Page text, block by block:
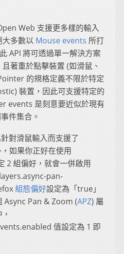
Web 支援更多樣的輸入
大多數以 Mouse events 所打
API 將可透過單一解決方案
著重於點擊裝置 (如滑鼠、
的規格定義不限於特定
裝置，因此可支援特定的
events 是刻意要近似於現有
件集合。
對滑鼠輸入而支援了
如果你正好在使用
2 組偏好，就會一併啟用
pan-
組態偏好設定為「true」
Async Pan & Zoom (APZ) 屬
值設定為 1 即